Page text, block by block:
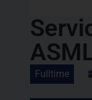
Fulltime